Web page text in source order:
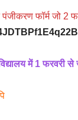
फॉर्म जो 2
में 1 फरवरी से